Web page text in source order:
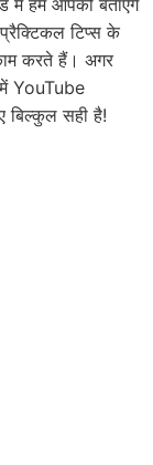
टिप्स के
करते हैं। अगर
YouTube
सही है!